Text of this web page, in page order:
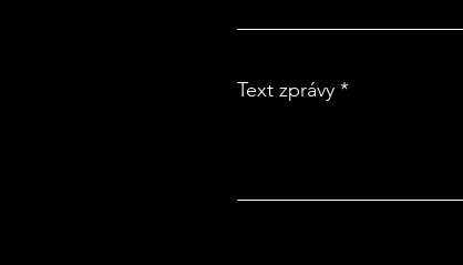
Text zprávy